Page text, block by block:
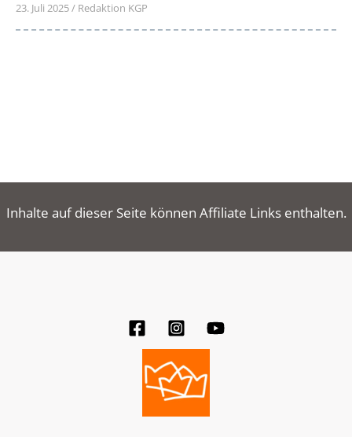
23. Juli 2025/ Redaktion KGP
Inhalte auf dieser Seite können Affiliate Links enthalten.